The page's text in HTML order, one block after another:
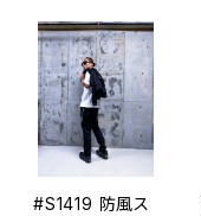
#S1419 防風ス